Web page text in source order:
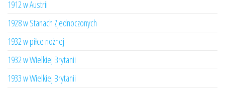
1912 w Austrii
1928 w Stanach Zjednoczonych
1932 w piłce nożnej
1932 w Wielkiej Brytanii
1933 w Wielkiej Brytanii